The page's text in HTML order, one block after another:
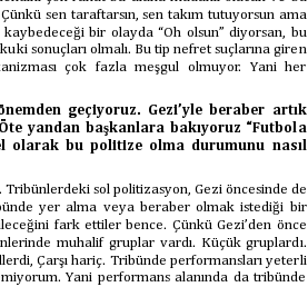
sen taraftarsın, sen takım tutuyorsun ama
kaybedeceği bir olayda “Oh olsun” diyorsan, bu
sonuçları olmalı. Bu tip nefret suçlarına giren
çok fazla meşgul olmuyor. Yani her
geçiyoruz. Gezi’yle beraber artık
yandan başkanlara bakıyoruz “Futbola
olarak bu politize olma durumunu nasıl
sol politizasyon, Gezi öncesinde de
yer alma veya beraber olmak istediği bir
fark ettiler bence. Çünkü Gezi’den önce
muhalif gruplar vardı. Küçük gruplardı.
Çarşı hariç. Tribünde performansları yeterli
Yani performans alanında da tribünde